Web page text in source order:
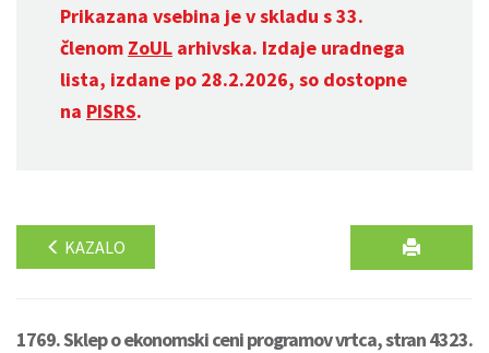
Prikazana vsebina je v skladu s 33.
členom ZoUL arhivska. Izdaje uradnega
lista, izdane po 28.2.2026, so dostopne
na PISRS.
KAZALO
1769. Sklep o ekonomski ceni programov vrtca, stran 4323.